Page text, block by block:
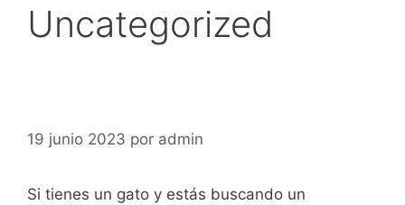
Uncategorized
19 junio 2023 por admin
Si tienes un gato y estás buscando un